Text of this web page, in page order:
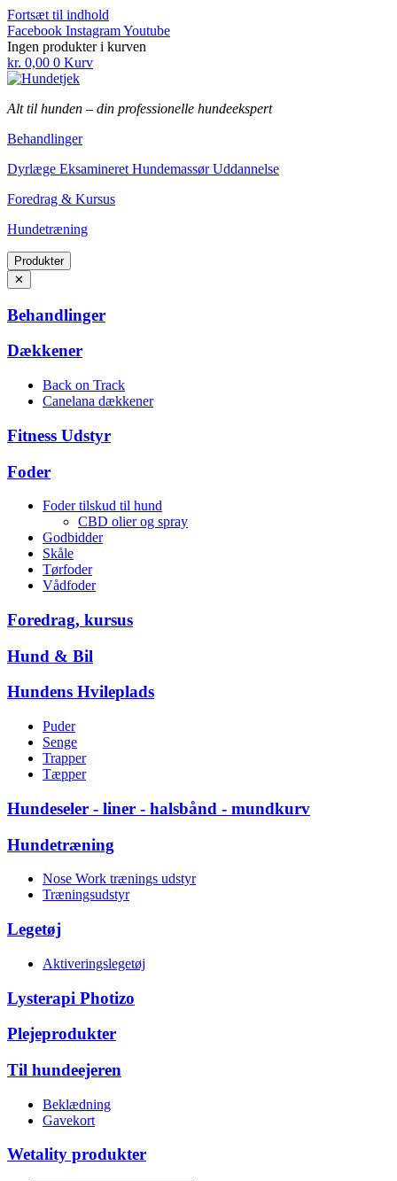
Fortsæt til indhold
Facebook InstagramYoutube
Ingen produkter i kurven
kr. 0,00 0 Kurv
Alt til hunden – din professionelle hundeekspert
Behandlinger
Dyrlæge Eksamineret Hundemassør Uddannelse
Foredrag & Kursus
Hundetræning
Produkter
✕
Behandlinger
Dækkener
Back on Track
Canelana dækkener
Fitness Udstyr
Foder
Foder tilskud til hund
CBD olier og spray
Godbidder
Skåle
Tørfoder
Vådfoder
Foredrag, kursus
Hund & Bil
Hundens Hvileplads
Puder
Senge
Trapper
Tæpper
Hundeseler - liner - halsbånd - mundkurv
Hundetræning
Nose Work trænings udstyr
Træningsudstyr
Legetøj
Aktiveringslegetøj
Lysterapi Photizo
Plejeprodukter
Til hundeejeren
Beklædning
Gavekort
Wetality produkter